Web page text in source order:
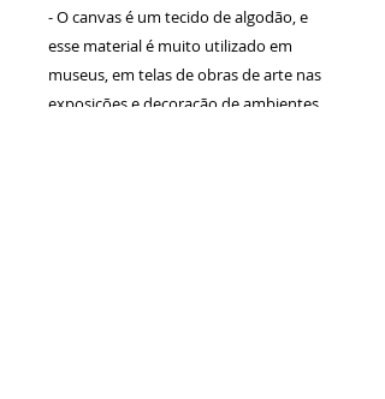
- O canvas é um tecido de algodão, e
esse material é muito utilizado em
museus, em telas de obras de arte nas
exposições e decoração de ambientes.